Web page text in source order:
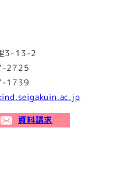
3-13-2
2725
1739
資料請求